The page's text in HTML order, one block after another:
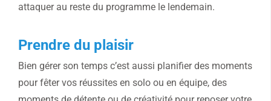
attaquer au reste du programme le lendemain.
Prendre du plaisir
Bien gérer son temps c’est aussi planifier des moments
pour fêter vos réussites en solo ou en équipe, des